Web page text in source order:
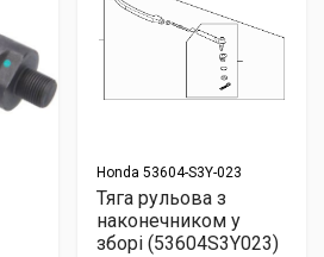
Honda 53604-S3Y-023
Тяга рульова з
наконечником у
зборі (53604S3Y023)